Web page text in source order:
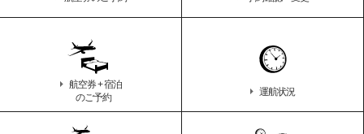
航空券 + 宿泊
のご予約
運航状況